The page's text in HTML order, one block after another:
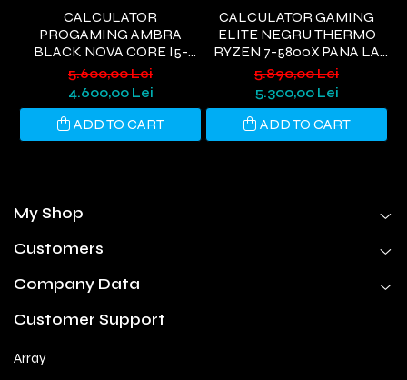
CALCULATOR
PROGAMING AMBRA
BLACK NOVA CORE I5-
9400, 32GB DDR4, 1TB SSD,
RTX 3050 6GB, WIFI 6,
WINDOWS 11 HOME
5.600,00 Lei
4.600,00 Lei
ADD TO CART
CALCULATOR GAMING
ELITE NEGRU THERMO
RYZEN 7-5800X PANA LA
4.7GHZ, 32GB DDR4, 1TB
SSD, RTX5060 8GB GDDR7,
WINDOWS 11, WI-FI 6
5.890,00 Lei
5.300,00 Lei
ADD TO CART
My Shop
Customers
Company Data
Customer Support
Array